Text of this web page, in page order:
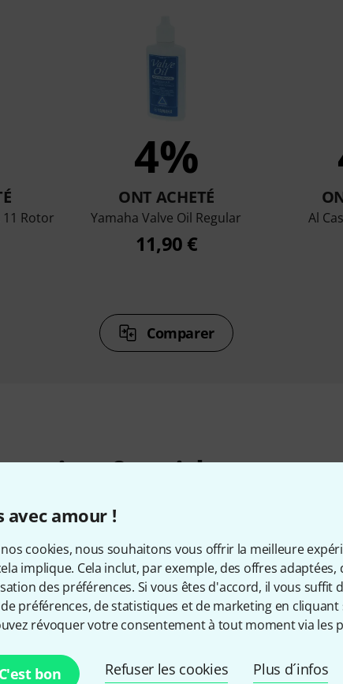
avec amour !
nos cookies, nous souhaitons vous offrir la meilleure
implique. Cela inclut, par exemple, des offres
des préférences. Si vous êtes d'accord, il vous suffit
préférences, de statistiques et de marketing en
révoquer votre consentement à tout moment via les
C'est bon Refuser les cookies Plus d´infos
11 Rotor
4%
ONT ACHETÉ
Yamaha Valve Oil Regular
11,90 €
Al
Comparer
& articles